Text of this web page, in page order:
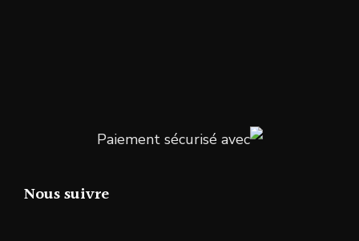
Paiement sécurisé avec
Nous suivre